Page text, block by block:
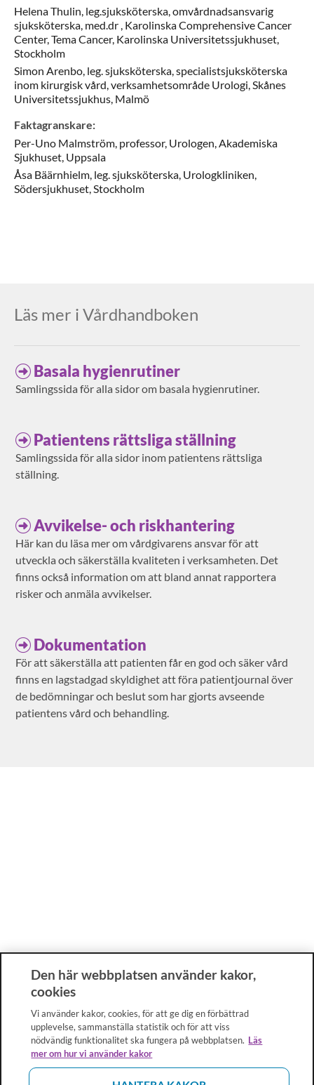
HelenaThulin, leg.sjuksköterska, omvårdnadsansvarig
sjuksköterska, med.dr , Karolinska Comprehensive Cancer
Center, Tema Cancer, Karolinska Universitetssjukhuset,
Stockholm
Simon Arenbo, leg. sjuksköterska, specialistsjuksköterska
inom kirurgisk vård,verksamhetsområde Urologi, Skånes
Universitetssjukhus, Malmö
Faktagranskare:
Per-Uno Malmström, professor, Urologen, Akademiska
Sjukhuset, Uppsala
Åsa Bäärnhielm, leg. sjuksköterska, Urologkliniken,
Södersjukhuset,Stockholm
Läs mer i Vårdhandboken
Basala hygienrutiner
Samlingssida för alla sidor om basala hygienrutiner.
Patientens rättsliga ställning
Samlingssida för alla sidor inom patientens rättsliga
ställning.
Avvikelse- och riskhantering
Här kan du läsa mer om vårdgivarens ansvar för att
utveckla och säkerställa kvaliteten i verksamheten. Det
finns också information om att bland annat rapportera
risker och anmäla avvikelser.
Dokumentation
För att säkerställa att patienten får en god och säker vård
finns en lagstadgad skyldighet att föra patientjournal över
de bedömningar och beslut som har gjorts avseende
patientens vård och behandling.
Den här webbplatsen använder kakor,
cookies
Vi använder kakor, cookies, för att ge dig en förbättrad
upplevelse, sammanställa statistik och för att viss
nödvändig funktionalitet ska fungera på webbplatsen. Läs
mer om hur vi använder kakor